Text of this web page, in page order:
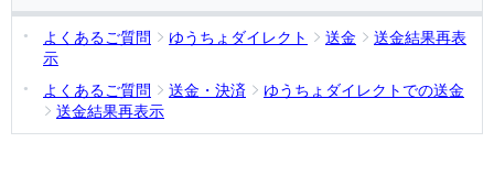
よくあるご質問 ゆうちょダイレクト 送金
送金結果再表
示
よくあるご質問
送金・決済
ゆうちょダイレクトでの送金
送金結果再表示